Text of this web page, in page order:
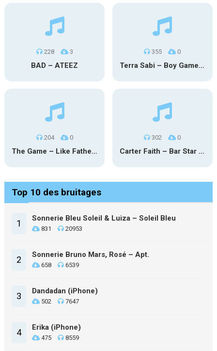
228 3
BAD – ATEEZ
355 0
Terra Sabi – Boy Game X Marcia Cruz
204 0
The Game – Like Father Like Daughter
302 0
Carter Faith – Bar Star Vevo
Top 10 des bruitages
1 Sonnerie Bleu Soleil & Luiza – Soleil Bleu
831 20953
2 Sonnerie Bruno Mars, Rosé – Apt.
658 6539
3 Dandadan (iPhone)
502 7647
4 Erika (iPhone)
475 8559